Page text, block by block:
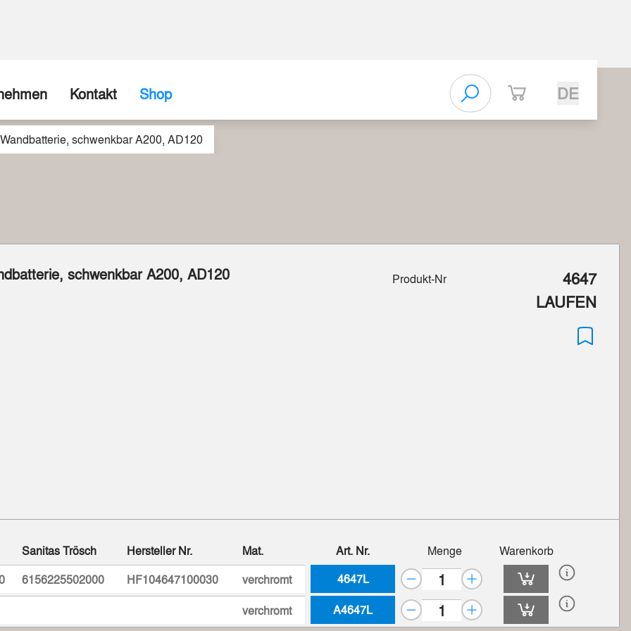
Beispiele aus unserer Werkstatt
Kontakt
Firma / Abholshop
Shop DE
schwenkbar A200, AD120
schwenkbar A200, AD120 Produkt-Nr
4647
LAUFEN
Sanitas Trösch Hersteller Nr. Mat. Art. Nr. Menge
Warenkorb
6156225502000 HF104647100030 verchromt
4647L
verchromt A4647L